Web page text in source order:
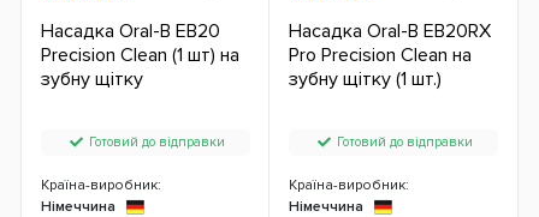
Насадка Oral-B EB20
Precision Clean (1 шт) на
зубну щітку
Готовий до відправки
Країна-виробник:
Німеччина
Насадка Oral-B EB20RX
Pro Precision Clean на
зубну щітку (1 шт.)
Готовий до відправки
Країна-виробник:
Німеччина